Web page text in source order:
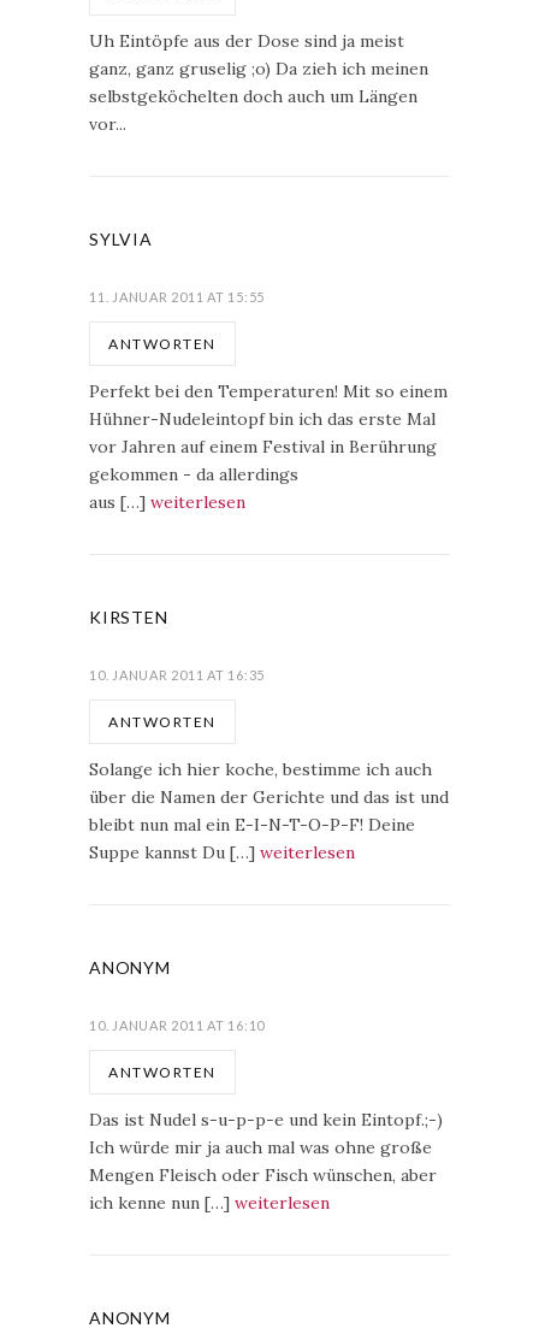
Uh Eintöpfe aus der Dose sind ja meist
ganz, ganz gruselig ;o) Da zieh ich meinen
selbstgeköchelten doch auch um Längen
vor...
SYLVIA
11. JANUAR 2011 AT 15:55
ANTWORTEN
Perfekt bei den Temperaturen! Mit so einem
Hühner-Nudeleintopf bin ich das erste Mal
vor Jahren auf einem Festival in Berührung
gekommen - da allerdings
aus […] weiterlesen
KIRSTEN
10. JANUAR 2011 AT 16:35
ANTWORTEN
Solange ich hier koche, bestimme ich auch
über die Namen der Gerichte und das ist und
bleibt nun mal ein E-I-N-T-O-P-F! Deine
Suppe kannst Du […] weiterlesen
ANONYM
10. JANUAR 2011 AT 16:10
ANTWORTEN
Das ist Nudel s-u-p-p-e und kein Eintopf.;-)
Ich würde mir ja auch mal was ohne große
Mengen Fleisch oder Fisch wünschen, aber
ich kenne nun […] weiterlesen
ANONYM